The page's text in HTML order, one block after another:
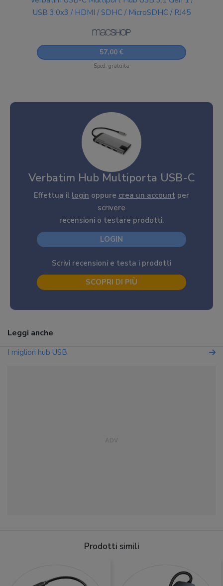
USB 3.0x3 / HDMI / SDHC / MicroSDHC / RJ45
57,00 €
Sped. gratuita
Verbatim Hub Multiporta USB-C
Effettua il login oppure crea un account per
scrivere
recensioni o testare prodotti.
LOGIN
Scrivi recensioni e testa i prodotti
SCOPRI DI PIÙ
Leggi anche
I migliori hub USB
Prodotti simili